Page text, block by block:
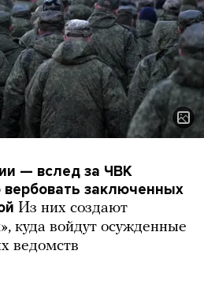
— вслед за ЧВК
заключенных
Из них создают
куда войдут осужденные
ведомств